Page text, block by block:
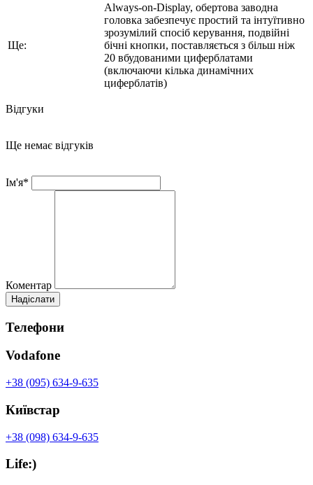
Ще:
Always-on-Display, обертова заводна
головка забезпечує простий та інтуїтивно
зрозумілий спосіб керування, подвійні
бічні кнопки, поставляється з більш ніж
20 вбудованими циферблатами
(включаючи кілька динамічних
циферблатів)
Відгуки
Ще немає відгуків
Ім'я*
Коментар
Телефони
Vodafone
+38 (095) 634-9-635
Київстар
+38 (098) 634-9-635
Life:)